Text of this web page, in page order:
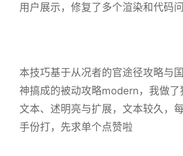
用户展示，修复了多个渲染和代码问
本技巧基于从况者的官途径攻略与
神搞成的被动攻略modern，我做了
文本、述明亮与扩展，文本较久，
手份打，先求单个点赞啦